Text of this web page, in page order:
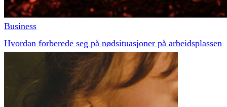
Business
Hvordan forberede seg på nødsituasjoner på arbeidsplassen